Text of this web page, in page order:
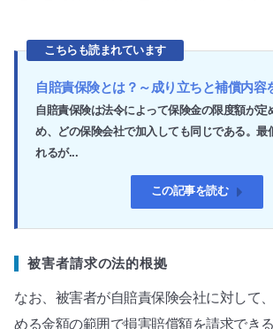
こちらも読まれています
自賠責保険とは？～成り立ちと補償内容
自賠責保険は法令によって保険金の限度額が定
め、どの保険会社で加入しても同じである。最
れるが...
この記事を読む
被害者請求の法的根拠
なお、被害者が自賠責保険会社に対して
める金額の範囲で損害賠償額を請求でき